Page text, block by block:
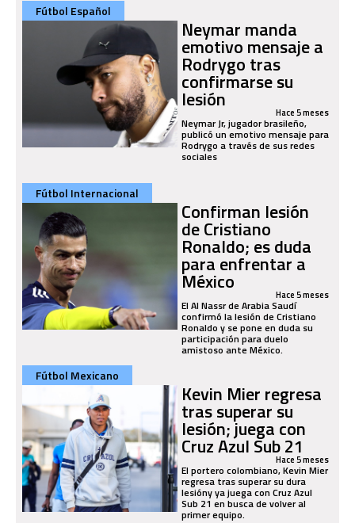
Fútbol Español
Neymar manda
emotivo mensaje a
Rodrygo tras
confirmarse su
lesión Hace 5 meses
Neymar Jr, jugador brasileño,
publicó un emotivo mensaje para
Rodrygo a través de sus redes
sociales
Fútbol Internacional
Confirman lesión
de Cristiano
Ronaldo; es duda
para enfrentar a
México Hace 5 meses
El Al Nassr de Arabia Saudí
confirmó la lesión de Cristiano
Ronaldo y se pone en duda su
participación para duelo
amistoso ante México.
Fútbol Mexicano
Kevin Mier regresa
tras superar su
lesión; juega con
Cruz Azul Sub 21Hace 5 meses
El portero colombiano, Kevin Mier
regresa tras superar su dura
lesióny ya juega con Cruz Azul
Sub 21 en busca de volver al
primer equipo.